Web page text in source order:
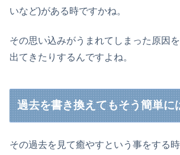
いなど)がある時ですかね。
その思い込みがうまれてしまった原因
出てきたりするんですよね。
過去を書き換えてもそう簡単に
その過去を見て癒やすという事をする